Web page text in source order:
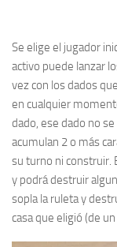
Se elige el jugador
activo puede lanzar
vez con los dados
en cualquier
dado, ese dado no
acumulan 2 o más
su turno ni construir.
y podrá destruir
sopla la ruleta y
casa que eligió (de